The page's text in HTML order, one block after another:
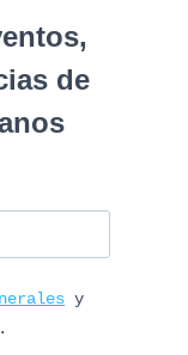
de
y
.